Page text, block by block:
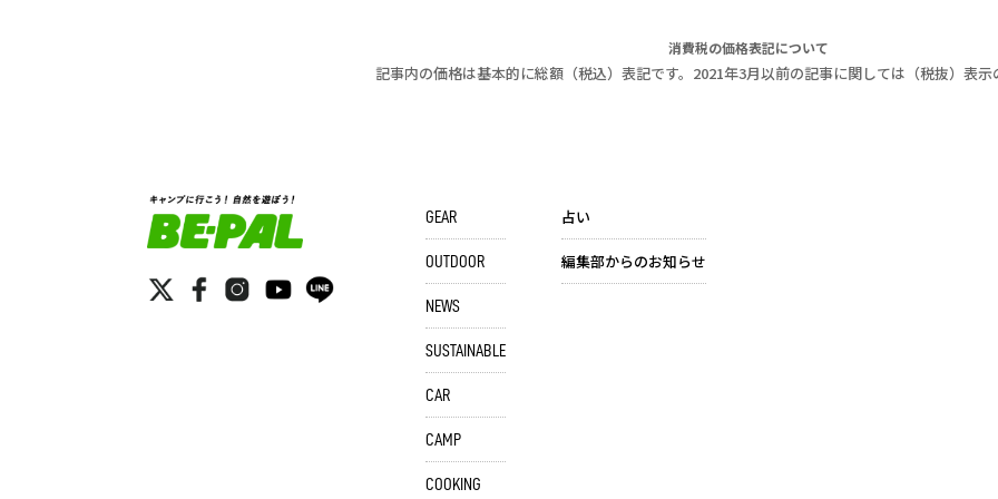
消費税の価格表記について
記事内の価格は基本的に総額（税込）表記です。2021年3月以前の記事に関しては（税抜）表示
GEAR
OUTDOOR
NEWS
SUSTAINABLE
CAR
CAMP
COOKING
占い
編集部からのお知らせ